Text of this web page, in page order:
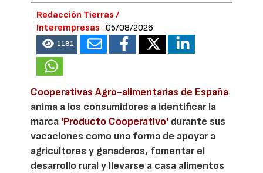
Redacción Tierras /
Interempresas
05/08/2026
1181
Cooperativas Agro-alimentarias de España
anima a los consumidores a identificar la
marca 'Producto Cooperativo' durante sus
vacaciones como una forma de apoyar a
agricultores y ganaderos, fomentar el
desarrollo rural y llevarse a casa alimentos